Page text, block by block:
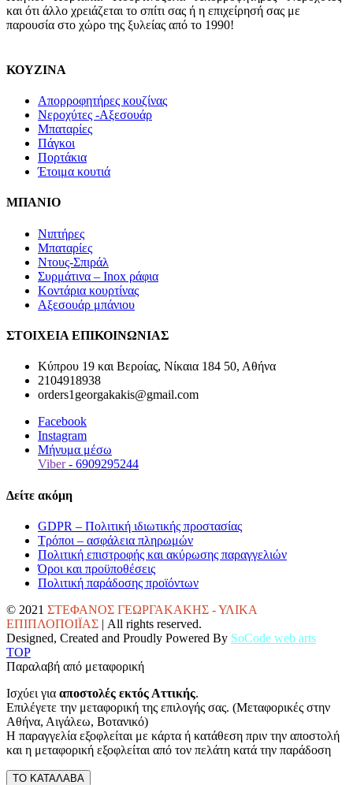
και ότι άλλο χρειάζεται το σπίτι σας ή η επιχείρησή σας με
παρουσία στο χώρο της ξυλείας από το 1990!
ΚΟΥΖΙΝΑ
Απορροφητήρες κουζίνας
Νεροχύτες -Αξεσουάρ
Μπαταρίες
Πάγκοι
Πορτάκια
Έτοιμα κουτιά
ΜΠΑΝΙΟ
Νιπτήρες
Μπαταρίες
Ντους-Σπιράλ
Συρμάτινα – Inox ράφια
Κοντάρια κουρτίνας
Αξεσουάρ μπάνιου
ΣΤΟΙΧΕΙΑ ΕΠΙΚΟΙΝΩΝΙΑΣ
Κύπρου 19 και Βεροίας, Νίκαια 184 50, Αθήνα
2104918938
orders1georgakakis@gmail.com
Facebook
Instagram
Μήνυμα μέσω
Viber- 6909295244
Δείτε ακόμη
GDPR – Πολιτική ιδιωτικής προστασίας
Τρόποι – ασφάλεια πληρωμών
Πολιτική επιστροφής και ακύρωσης παραγγελιών
Όροι και προϋποθέσεις
Πολιτική παράδοσης προϊόντων
© 2021 ΣΤΕΦΑΝΟΣ ΓΕΩΡΓΑΚΑΚΗΣ - ΥΛΙΚΑ
ΕΠΙΠΛΟΠΟΙΪΑΣ | All rights reserved.
Designed, Created and Proudly Powered By SoCode web arts
TOP
Παραλαβή από μεταφορική
Ισχύει για αποστολές εκτός Αττικής.
Επιλέγετε την μεταφορική της επιλογής σας. (Μεταφορικές στην
Αθήνα, Αιγάλεω, Βοτανικό)
Η παραγγελία εξοφλείται με κάρτα ή κατάθεση πριν την αποστολή
και η μεταφορική εξοφλείται από τον πελάτη κατά την παράδοση
ΤΟ ΚΑΤΑΛΑΒΑ